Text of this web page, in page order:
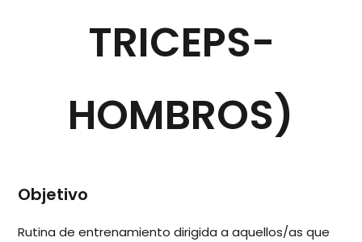
TRICEPS-
HOMBROS)
Objetivo
Rutina de entrenamiento dirigida a aquellos/as que